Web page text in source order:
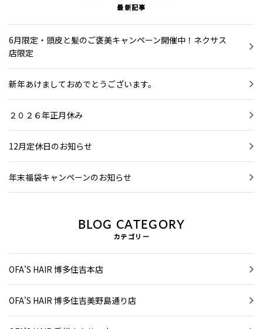
最新記事
6月限定・頭皮と髪のご褒美キャンペーン開催中！ネクサス
店限定
新年あけましておめでとうございます。
２０２６年正月休み
12月定休日のお知らせ
年末福袋キャンペーンのお知らせ
BLOG CATEGORY
カテゴリー
OFA'S HAIR 博多住吉本店
OFA'S HAIR 博多住吉美野島通り店